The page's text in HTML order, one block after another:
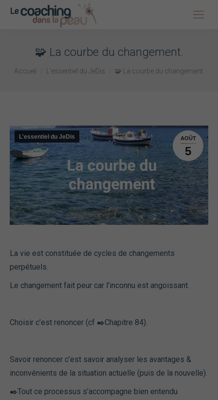
🧩 La courbe du changement.
Vous êtes ici :
Accueil L'essentiel du JeDis 🧩 La courbe du changement.
AOÛT
5
L'essentiel du JeDis
La vie est constituée de cycles de changements
perpétuels.
Le changement fait peur car l’inconnu est angoissant.
Choisir c’est renoncer (cf ✒️Chapitre 84).
Savoir renoncer c’est savoir analyser les avantages &
inconvénients de la situation actuelle (puis de la nouvelle).
✒️Tout ce processus s’accompagne bien entendu